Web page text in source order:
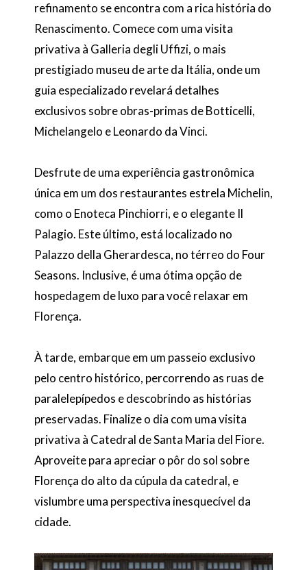
refinamento se encontra com a rica história do
Renascimento. Comece com uma visita
privativa à Galleria degli Uffizi, o mais
prestigiado museu de arte da Itália, onde um
guia especializado revelará detalhes
exclusivos sobre obras-primas de Botticelli,
Michelangelo e Leonardo da Vinci.
Desfrute de uma experiência gastronômica
única em um dos restaurantes estrela Michelin,
como o Enoteca Pinchiorri, e o elegante Il
Palagio. Este último, está localizado no
Palazzo della Gherardesca, no térreo do Four
Seasons. Inclusive, é uma ótima opção de
hospedagem de luxo para você relaxar em
Florença.
À tarde, embarque em um passeio exclusivo
pelo centro histórico, percorrendo as ruas de
paralelepípedos e descobrindo as histórias
preservadas. Finalize o dia com uma visita
privativa à Catedral de Santa Maria del Fiore.
Aproveite para apreciar o pôr do sol sobre
Florença do alto da cúpula da catedral, e
vislumbre uma perspectiva inesquecível da
cidade.